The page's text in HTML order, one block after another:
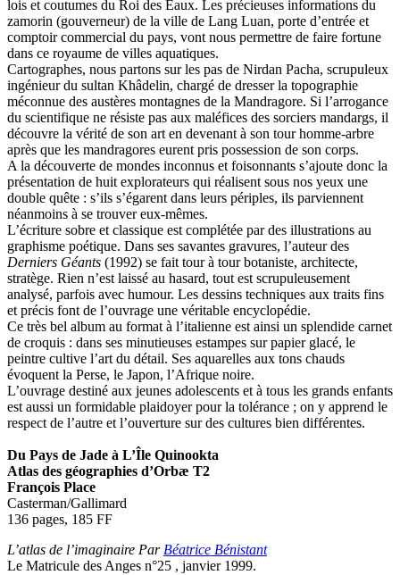
lois et coutumes du Roi des Eaux. Les précieuses informations du
zamorin (gouverneur) de la ville de Lang Luan, porte d’entrée et
comptoir commercial du pays, vont nous permettre de faire fortune
dans ce royaume de villes aquatiques.
Cartographes, nous partons sur les pas de Nirdan Pacha, scrupuleux
ingénieur du sultan Khâdelin, chargé de dresser la topographie
méconnue des austères montagnes de la Mandragore. Si l’arrogance
du scientifique ne résiste pas aux maléfices des sorciers mandargs, il
découvre la vérité de son art en devenant à son tour homme-arbre
après que les mandragores eurent pris possession de son corps.
A la découverte de mondes inconnus et foisonnants s’ajoute donc la
présentation de huit explorateurs qui réalisent sous nos yeux une
double quête : s’ils s’égarent dans leurs périples, ils parviennent
néanmoins à se trouver eux-mêmes.
L’écriture sobre et classique est complétée par des illustrations au
graphisme poétique. Dans ses savantes gravures, l’auteur des
Derniers Géants (1992) se fait tour à tour botaniste, architecte,
stratège. Rien n’est laissé au hasard, tout est scrupuleusement
analysé, parfois avec humour. Les dessins techniques aux traits fins
et précis font de l’ouvrage une véritable encyclopédie.
Ce très bel album au format à l’italienne est ainsi un splendide carnet
de croquis : dans ses minutieuses estampes sur papier glacé, le
peintre cultive l’art du détail. Ses aquarelles aux tons chauds
évoquent la Perse, le Japon, l’Afrique noire.
L’ouvrage destiné aux jeunes adolescents et à tous les grands enfants
est aussi un formidable plaidoyer pour la tolérance ; on y apprend le
respect de l’autre et l’ouverture sur des cultures bien différentes.
Du Pays de Jade à L’Île Quinookta
Atlas des géographies d’Orbæ T2
François Place
Casterman/Gallimard
136 pages, 185 FF
L’atlas de l’imaginaire ParBéatrice Bénistant
Le Matricule des Anges n°25 , janvier 1999.